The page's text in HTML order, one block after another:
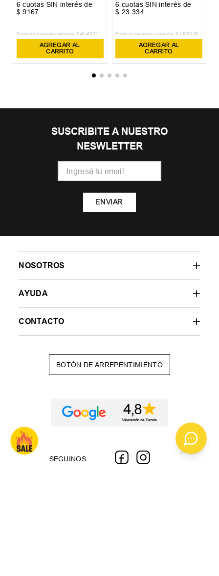
6 cuotas SIN interés de
$ 9167
Precio sin impuestos nacionales: $ 45 .453,72
AGREGAR AL
CARRITO
6 cuotas SIN interés de
$ 23 334
Precio sin impuestos nacionales: $ 115.701 ,65
AGREGAR AL
CARRITO
SUSCRIBITE A NUESTRO
NESWLETTER
ENVIAR
NOSOTROS
AYUDA
CONTACTO
BOTÓN DE ARREPENTIMIENTO
SEGUINOS